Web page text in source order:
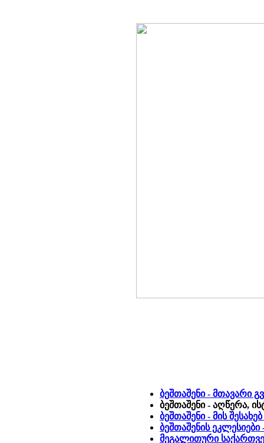
ბეშთაშენი - მთავარი
ბეშთაშენი - აღწერა,
ბეშთაშენი - მის
ბეშთაშენის
მეგალითური